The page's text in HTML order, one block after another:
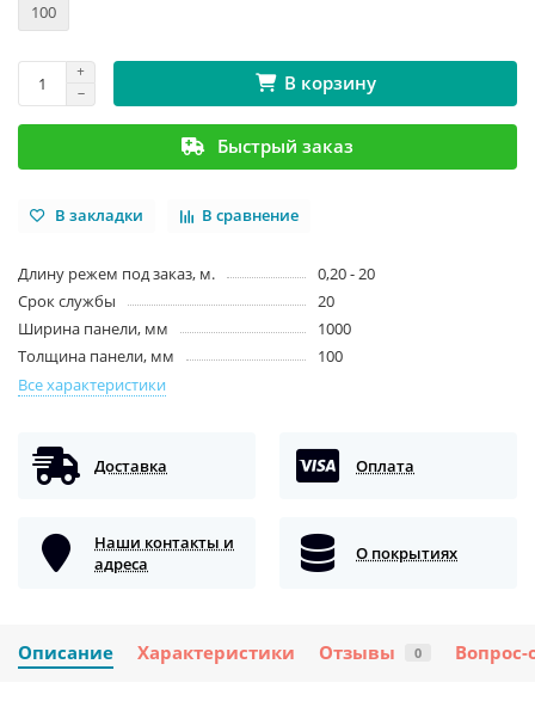
100
В корзину
Быстрый заказ
В закладки В сравнение
Длину режем под заказ, м.
0,20 - 20
Срок службы
20
Ширина панели, мм
1000
Толщина панели, мм
100
Все характеристики
Доставка Оплата
Наши контакты и
адреса
О покрытиях
Описание Характеристики Отзывы 0 Вопрос-